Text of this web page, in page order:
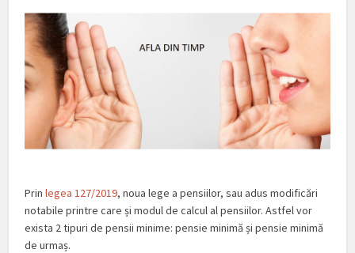
Prin legea 127/2019, noua lege a pensiilor, sau adus modificări
notabile printre care și modul de calcul al pensiilor. Astfel vor
exista 2 tipuri de pensii minime: pensie minimă și pensie minimă
de urmaș.